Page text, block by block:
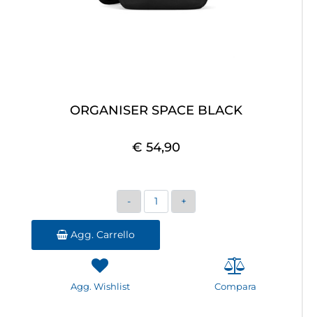
ORGANISER SPACE BLACK
€ 54,90
Quantità
Agg. Carrello
Agg. Wishlist Compara